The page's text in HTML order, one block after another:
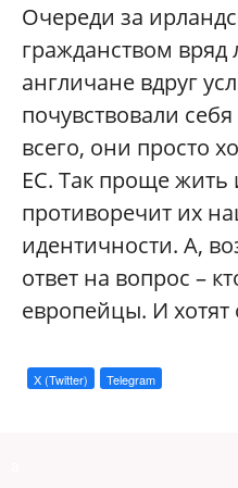
Очереди за
гражданством
англичане вдруг
почувствовали
всего, они просто
ЕС. Так проще жить
противоречит их
идентичности. А,
ответ на вопрос –
европейцы. И хотят
X (Twitter) Telegram